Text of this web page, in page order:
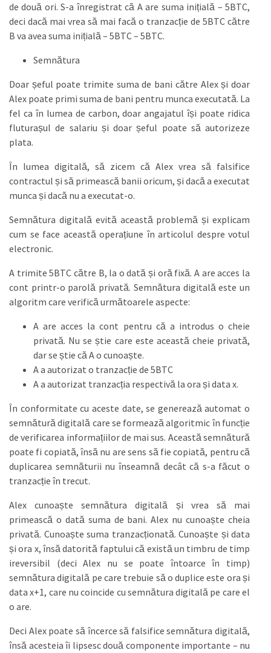
de două ori. S-a înregistrat că A are suma inițială – 5BTC,
deci dacă mai vrea să mai facă o tranzacție de 5BTC către
B va avea suma inițială – 5BTC – 5BTC.
Semnătura
Doar șeful poate trimite suma de bani către Alex și doar
Alex poate primi suma de bani pentru munca executată. La
fel ca în lumea de carbon, doar angajatul își poate ridica
fluturașul de salariu și doar șeful poate să autorizeze
plata.
În lumea digitală, să zicem că Alex vrea să falsifice
contractul și să primească banii oricum, și dacă a executat
munca și dacă nu a executat-o.
Semnătura digitală evită această problemă și explicam
cum se face această operațiune în articolul despre votul
electronic.
A trimite 5BTC către B, la o dată și oră fixă. A are acces la
cont printr-o parolă privată. Semnătura digitală este un
algoritm care verifică următoarele aspecte:
A are acces la cont pentru că a introdus o cheie
privată. Nu se știe care este această cheie privată,
dar se știe că A o cunoaște.
A a autorizat o tranzacție de 5BTC
A a autorizat tranzacția respectivă la ora și data x.
În conformitate cu aceste date, se generează automat o
semnătură digitală care se formează algoritmic în funcție
de verificarea informațiilor de mai sus. Această semnătură
poate fi copiată, însă nu are sens să fie copiată, pentru că
duplicarea semnăturii nu înseamnă decât că s-a făcut o
tranzacție în trecut.
Alex cunoaște semnătura digitală și vrea să mai
primească o dată suma de bani. Alex nu cunoaște cheia
privată. Cunoaște suma tranzacționată. Cunoaște și data
și ora x, însă datorită faptului că există un timbru de timp
ireversibil (deci Alex nu se poate întoarce în timp)
semnătura digitală pe care trebuie să o duplice este ora și
data x+1, care nu coincide cu semnătura digitală pe care el
o are.
Deci Alex poate să încerce să falsifice semnătura digitală,
însă acesteia îi lipsesc două componente importante – nu